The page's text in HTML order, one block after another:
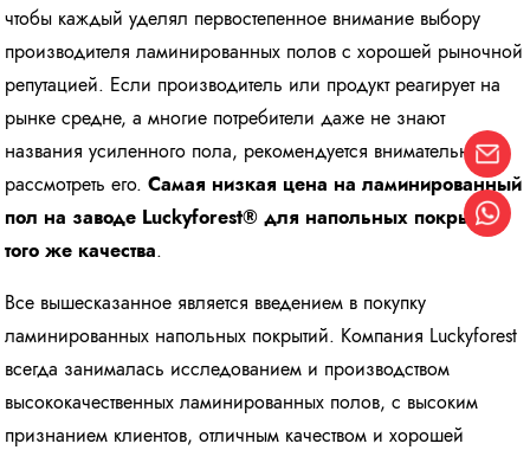
чтобы каждый уделял первостепенное внимание выбору
производителя ламинированных полов с хорошей рыночной
репутацией. Если производитель или продукт реагирует на
рынке средне, а многие потребители даже не знают
названия усиленного пола, рекомендуется внимательно
рассмотреть его.Самая низкая цена на ламинированный
пол на заводе Luckyforest® для напольных покрытий
того же качества.
Все вышесказанное является введением в покупку
ламинированных напольных покрытий. Компания Luckyforest
всегда занималась исследованием и производством
высококачественных ламинированных полов, с высоким
признанием клиентов, отличным качеством и хорошей